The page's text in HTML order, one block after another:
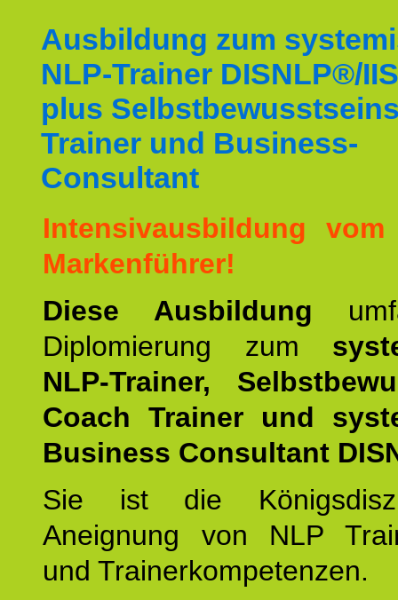
Ausbildung zum
NLP-Trainer DISNLP®/
plus
Trainer und Business-
Consultant
Intensivausbildung vom
Markenführer!
Diese Ausbildung
Diplomierung zum
NLP-Trainer,
Coach Trainer und
Business Consultant
Sie ist die
Aneignung von NLP
und Trainerkompetenzen.